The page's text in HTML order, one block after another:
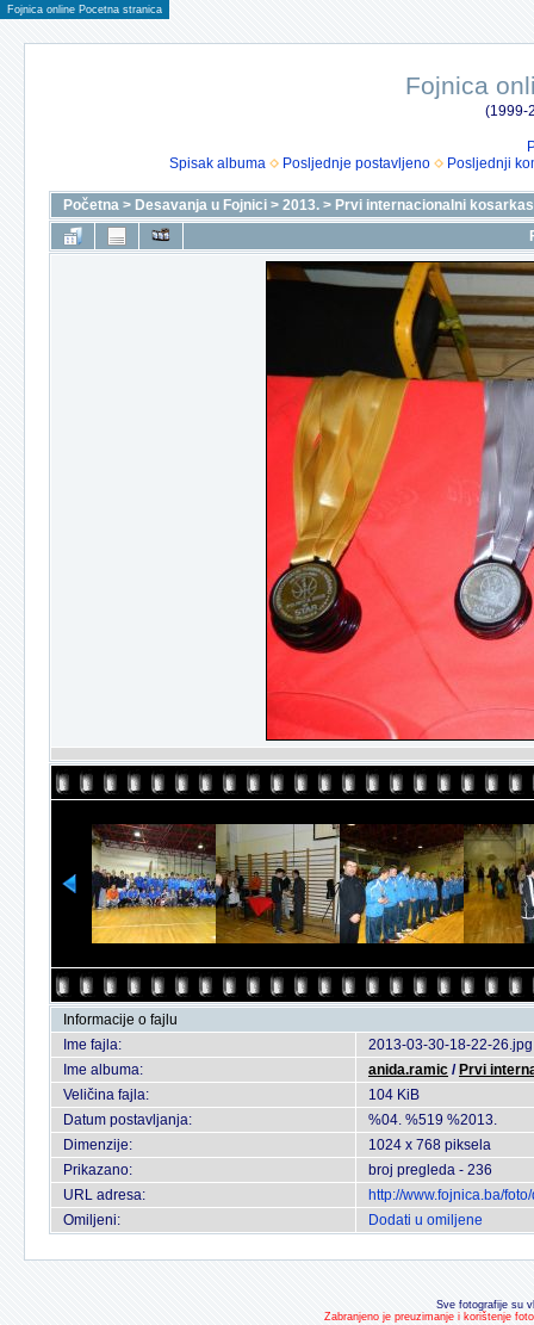
Fojnica online Pocetna stranica
Fojnica
(1999-
Spisak albuma
Posljednje postavljeno Posljednji
Početna > Desavanja u Fojnici > 2013. > Prvi internacionalni
Informacije o fajlu
Ime fajla:
2013-03-30-18-22-26.jpg
Ime albuma:
anida.ramic / Prvi
Veličina fajla:
104 KiB
Datum postavljanja:
%04. %519 %2013.
Dimenzije:
1024 x 768 piksela
Prikazano:
broj pregleda - 236
URL adresa:
http://www.fojnica.ba/
Omiljeni:
Dodati u omiljene
Sve fotografije su
Zabranjeno je preuzimanje i korištenje